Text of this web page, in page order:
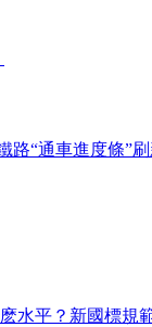
路“通車進度條”
水平？新國標規